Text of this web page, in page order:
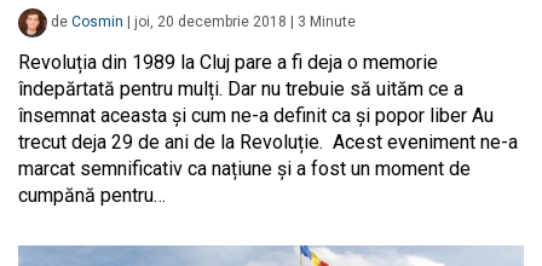
de Cosmin joi, 20 decembrie 2018 3 Minute
Revoluția din 1989 la Cluj pare a fi deja o memorie
îndepărtată pentru mulți. Dar nu trebuie să uităm ce a
însemnat aceasta și cum ne-a definit ca și popor liber Au
trecut deja 29 de ani de la Revoluție. Acest eveniment ne-a
marcat semnificativ ca națiune și a fost un moment de
cumpănă pentru…